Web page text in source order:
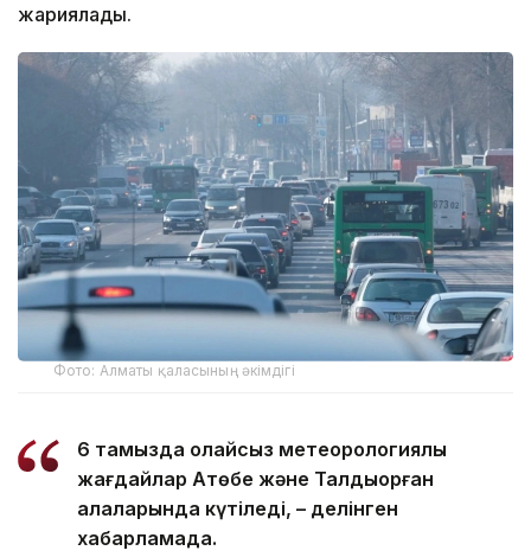
жариялады.
Фото: Алматы қаласының әкімдігі
6 тамызда қолайсыз метеорологиялық
жағдайлар Ақтөбе және Талдықорған
қалаларында күтіледі, – делінген
хабарламада.